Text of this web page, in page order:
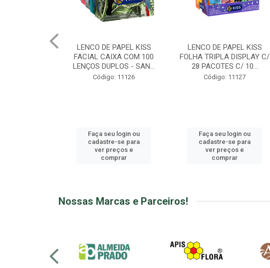
LENCO DE PAPEL KISS
FOLHA TRIPLA DISPLAY C/
28 PACOTES C/ 10...
Código: 11127
Faça seu login ou
cadastre-se para
ver preços e
comprar
MANTEIGA DE CACAU E DE
CUPUAÇU DISPLAY 50UN DE
3G - EVELIZE
Código: 731
Faça seu login ou
cadastre-se para
ver preços e
comprar
Nossas Marcas e Parceiros!